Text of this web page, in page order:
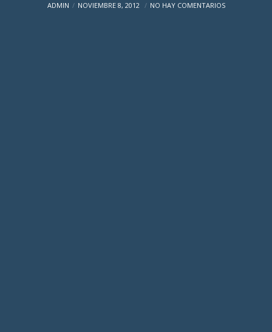
ADMIN NOVIEMBRE 8, 2012 NO HAY COMENTARIOS